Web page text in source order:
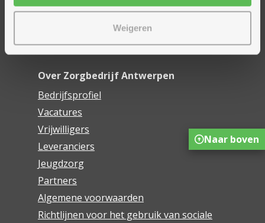
Weigeren
Onze innovaties
Webwinkel De Schakel
Over Zorgbedrijf Antwerpen
Bedrijfsprofiel
Vacatures
Vrijwilligers
Leveranciers
Jeugdzorg
Partners
Algemene voorwaarden
Richtlijnen voor het gebruik van sociale
Naar boven